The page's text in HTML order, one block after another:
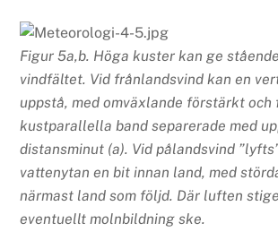
Figur 5a,b. Höga kuster kan ge
vindfältet. Vid frånlandsvind kan en
uppstå, med omväxlande förstärkt och
kustparallella band separerade med
distansminut (a). Vid pålandsvind
vattenytan en bit innan land, med
närmast land som följd. Där luften
eventuellt molnbildning ske.